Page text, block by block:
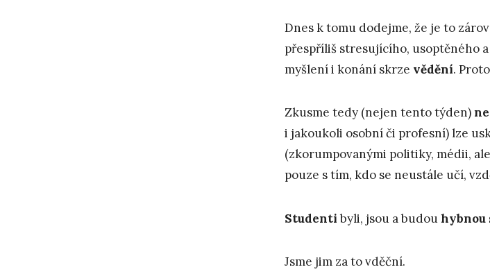
Dnes k tomu dodejme, že je to
přespříliš stresujícího, usoptěného
myšlení i konání skrze vědění.
Zkusme tedy (nejen tento týden)
i jakoukoli osobní či profesní) lze
(zkorumpovanými politiky, médii,
pouze s tím, kdo se neustále učí,
Studentibyli, jsou a budouhybnou
Jsme jim za to vděční.